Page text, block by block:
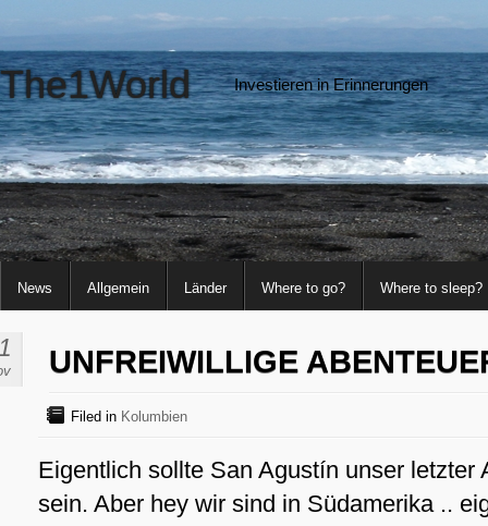
The1World Investieren in Erinnerungen
News Allgemein Länder Where to go? Where to sleep?
UNFREIWILLIGE
Filed in Kolumbien
Eigentlich sollte San Agustín unser letzter
sein. Aber hey wir sind in Südamerika ..